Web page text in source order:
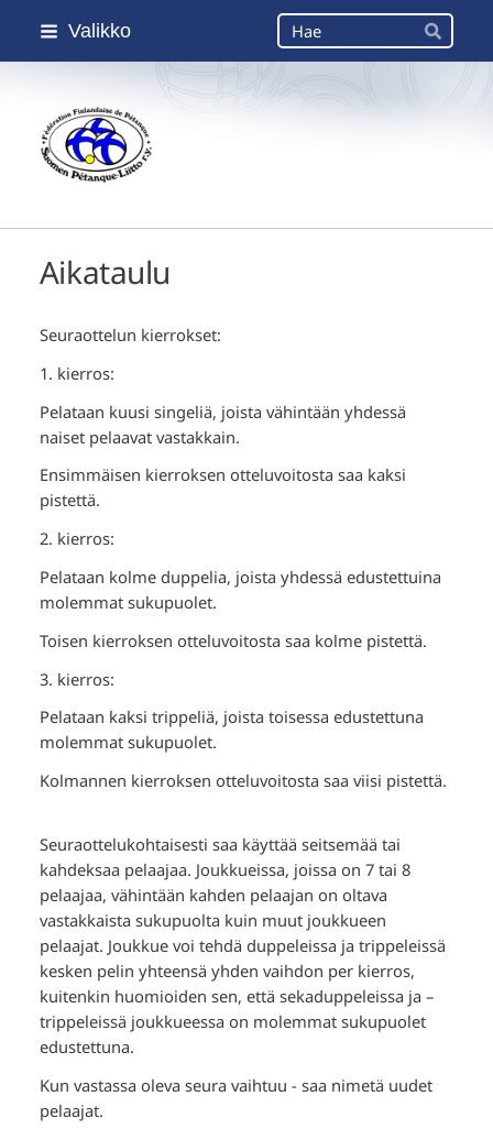
Siirry
Valikko Haku
Hae
Suomen Petanque-Liitto
Aikataulu
Seuraottelun kierrokset:
1. kierros:
Pelataan kuusi singeliä, joista vähintään yhdessä
naiset pelaavat vastakkain.
Ensimmäisen kierroksen otteluvoitosta saa kaksi
pistettä.
2. kierros:
Pelataan kolme duppelia, joista yhdessä edustettuina
molemmat sukupuolet.
Toisen kierroksen otteluvoitosta saa kolme pistettä.
3. kierros:
Pelataan kaksi trippeliä, joista toisessa edustettuna
molemmat sukupuolet.
Kolmannen kierroksen otteluvoitosta saa viisi pistettä.
Seuraottelukohtaisesti saa käyttää seitsemää tai
kahdeksaa pelaajaa. Joukkueissa, joissa on 7 tai 8
pelaajaa, vähintään kahden pelaajan on oltava
vastakkaista sukupuolta kuin muut joukkueen
pelaajat. Joukkue voi tehdä duppeleissa ja trippeleissä
kesken pelin yhteensä yhden vaihdon per kierros,
kuitenkin huomioiden sen, että sekaduppeleissa ja –
trippeleissä joukkueessa on molemmat sukupuolet
edustettuna.
Kun vastassa oleva seura vaihtuu - saa nimetä uudet
pelaajat.